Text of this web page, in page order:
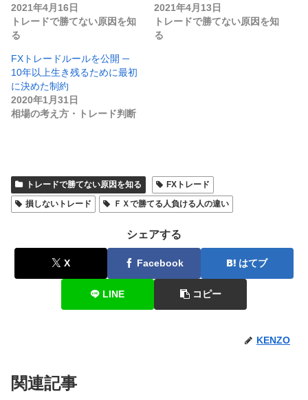
2021年4月16日
トレードで勝てない原因を知
る
2021年4月13日
トレードで勝てない原因を知
る
FXトレードルールを公開 ─
10年以上生き残るために最初
に決めた制約
2020年1月31日
相場の考え方・トレード判断
トレードで勝てない原因を知る
FXトレード
損しないトレード
ＦＸで勝てる人負ける人の違い
シェアする
X Facebook はてブ
LINE コピー
KENZO
関連記事